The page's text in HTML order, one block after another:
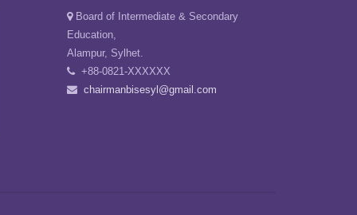
Board of Intermediate & Secondary
Education,
Alampur, Sylhet.
+88-0821-XXXXXX
chairmanbisesyl@gmail.com